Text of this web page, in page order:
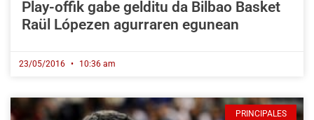
Play-offik gabe gelditu da Bilbao Basket
Raül Lópezen agurraren egunean
23/05/2016 10:36 am
PRINCIPALES